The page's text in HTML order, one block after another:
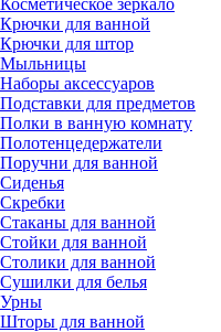
Косметическое зеркало
Крючки для ванной
Крючки для штор
Мыльницы
Наборы аксессуаров
Подставки для предметов
Полки в ванную комнату
Полотенцедержатели
Поручни для ванной
Сиденья
Скребки
Стаканы для ванной
Стойки для ванной
Столики для ванной
Сушилки для белья
Урны
Шторы для ванной